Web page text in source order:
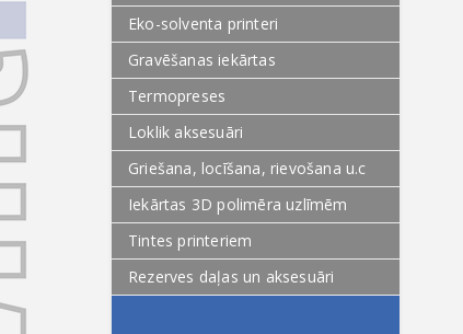
Eko-solventa printeri
Gravēšanas iekārtas
Termopreses
Loklik aksesuāri
Griešana, locīšana, rievošana u.c
Iekārtas 3D polimēra uzlīmēm
Tintes printeriem
Rezerves daļas un aksesuāri